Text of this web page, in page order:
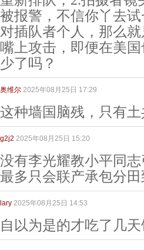
被报警，不信你丫去
对插队者个人，那么
嘴上攻击，即便在美
少了吗？
奥维尔 2025年08月25日 17:29
这种墙国脑残，只有
g2j2 2025年08月25日 15:20
没有李光耀教小平同
最多只会联产承包分田
lary 2025年08月25日 14:53
自以为是的才吃了几